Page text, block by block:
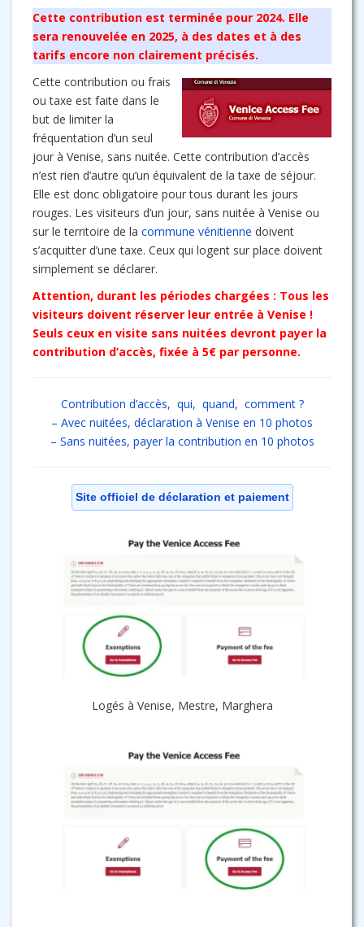
Cette contribution est terminée pour 2024. Elle
sera renouvelée en 2025, à des dates et à des
tarifs encore non clairement précisés.
Cette contribution ou frais
ou taxe est faite dans le
but de limiter la
fréquentation d’un seul
jour à Venise, sans nuitée. Cette contribution d’accès
n’est rien d’autre qu’un équivalent de la taxe de séjour.
Elle est donc obligatoire pour tous durant les jours
rouges. Les visiteurs d’un jour, sans nuitée à Venise ou
sur le territoire de la commune vénitienne doivent
s’acquitter d’une taxe. Ceux qui logent sur place doivent
simplement se déclarer.
Attention, durant les périodes chargées : Tous les
visiteurs doivent réserver leur entrée à Venise !
Seuls ceux en visite sans nuitées devront payer la
contribution d’accès, fixée à 5€ par personne.
Contribution d’accès, qui, quand, comment ?
– Avec nuitées, déclaration à Venise en 10 photos
– Sans nuitées, payer la contribution en 10 photos
Site officiel de déclaration et paiement
Logés à Venise, Mestre, Marghera